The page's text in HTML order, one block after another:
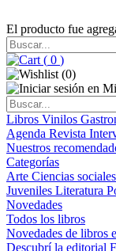
El producto fue
( 0 )
(0)
Libros Vinilos
Agenda Revista
Nuestros
Categorías
Arte Ciencias sociales
Juveniles Literatura
Novedades
Todos los libros
Novedades de libros
Descubrí la editorial